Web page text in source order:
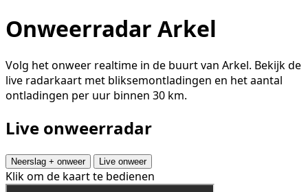
Onweerradar Arkel
Volg het onweer realtime in de buurt van Arkel. Bekijk de
live radarkaart met bliksemontladingen en het aantal
ontladingen per uur binnen 30 km.
Live onweerradar
Neerslag + onweer Live onweer
Klik om de kaart te bedienen